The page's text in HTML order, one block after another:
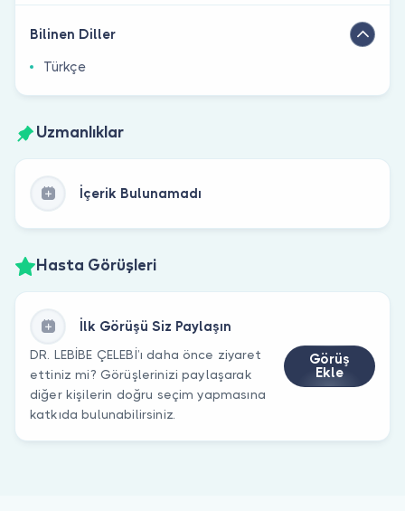
Bilinen Diller
Türkçe
Uzmanlıklar
İçerik Bulunamadı
Hasta Görüşleri
İlk Görüşü Siz Paylaşın
DR. LEBİBE ÇELEBİ’ı daha önce ziyaret
ettiniz mi? Görüşlerinizi paylaşarak
diğer kişilerin doğru seçim yapmasına
katkıda bulunabilirsiniz.
Görüş
Ekle